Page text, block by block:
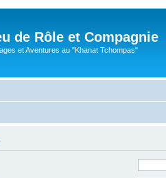
de Rôle et Compagnie
et Aventures au "Khanat Tchompas"